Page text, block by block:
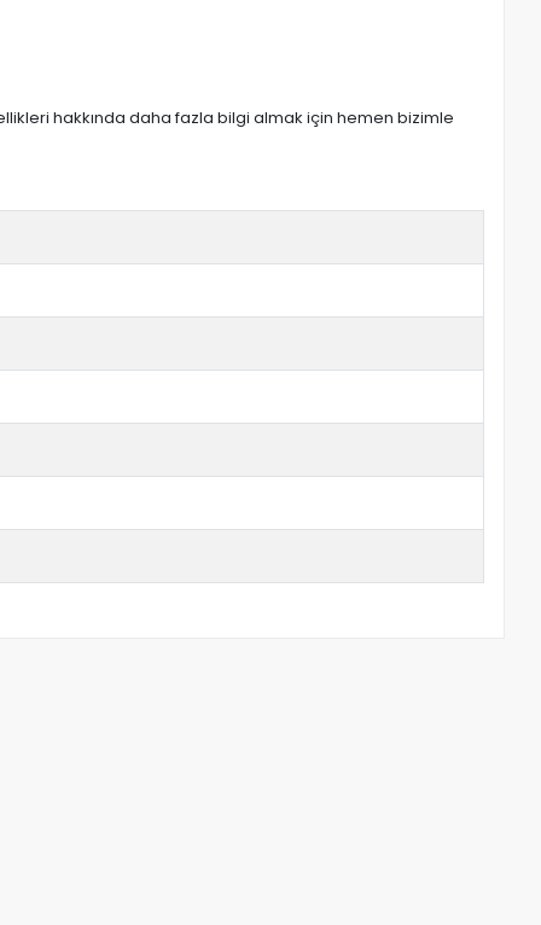
hakkında daha fazla bilgi almak için hemen bizimle